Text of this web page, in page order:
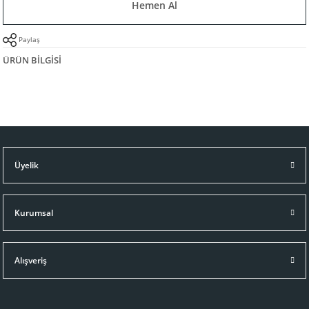
Hemen Al
Paylaş
ÜRÜN BILGISI
Üyelik
Kurumsal
Alışveriş